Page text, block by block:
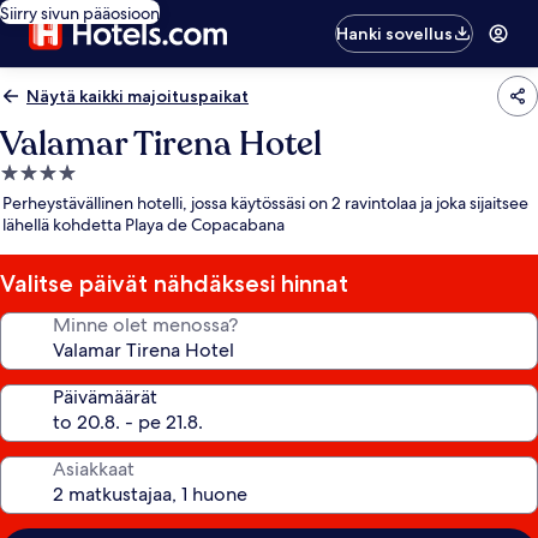
Siirry sivun pääosioon
Hanki sovellus
Näytä kaikki majoituspaikat
Valamar Tirena Hotel
4.0
tähden
majoituspaikka
Perheystävällinen hotelli, jossa käytössäsi on 2 ravintolaa ja joka sijaitsee
lähellä kohdetta Playa de Copacabana
Valitse päivät nähdäksesi hinnat
Minne olet menossa?
Päivämäärät
Asiakkaat